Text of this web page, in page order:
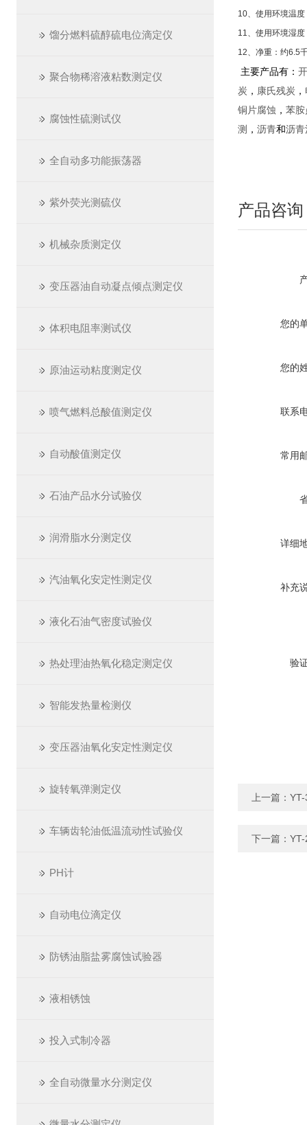
馏分燃料硫醇硫电位滴定仪
聚合物稀溶液粘数测定仪
腐蚀性硫测试仪
全自动多功能振荡器
紫外荧光测硫仪
机械杂质测定仪
变压器油自动凝点倾点测定仪
体积电阻率测试仪
原油运动粘度测定仪
喷气燃料总酸值测定仪
自动酸值测定仪
石油产品水分试验仪
润滑脂水分测定仪
汽油氧化安定性测定仪
液化石油气密度试验仪
热处理油热氧化稳定测定仪
智能发热量检测仪
变压器油氧化安定性测定仪
旋转氧弹测定仪
车辆齿轮油低温流动性试验仪
PH计
自动电位滴定仪
防锈油脂盐雾腐蚀试验器
液相锈蚀
投入式制冷器
全自动微量水分测定仪
10、使用环境温
11、使用环境湿
12、净重：约6.5
主要产品有：
炭， 康氏残炭，
铜片腐蚀 ， 苯胺
测 ， 沥青和沥青
产品咨询
您的
您的
联系
常用
详细
补充
验
上一篇：
下一篇：